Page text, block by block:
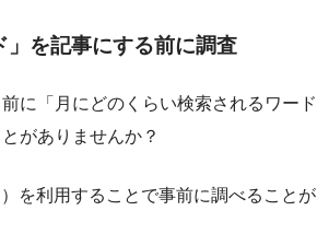
」を記事にする前に調査
に「月にどのくらい検索されるワード
がありませんか？
を利用することで事前に調べることが